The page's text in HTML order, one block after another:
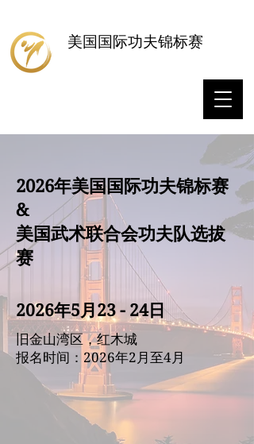
美国国际功夫锦标赛
2026年美国国际功夫锦标赛
&
美国武术联合会功夫队选拔
赛
2026年5月23 - 24日
旧金山湾区，红木城
报名时间：2026年2月至4月